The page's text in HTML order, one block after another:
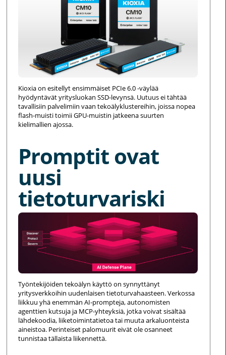
Kioxia on esitellyt ensimmäiset PCIe 6.0 -väylää
hyödyntävät yritysluokan SSD-levynsä. Uutuus ei tähtää
tavallisiin palvelimiin vaan tekoälyklustereihin, joissa nopea
flash-muisti toimii GPU-muistin jatkeena suurten
kielimallien ajossa.
Promptit ovat
uusi
tietoturvariski
Työntekijöiden tekoälyn käyttö on synnyttänyt
yritysverkkoihin uudenlaisen tietoturvahaasteen. Verkossa
liikkuu yhä enemmän AI-prompteja, autonomisten
agenttien kutsuja ja MCP-yhteyksiä, jotka voivat sisältää
lähdekoodia, liiketoimintatietoa tai muuta arkaluonteista
aineistoa. Perinteiset palomuurit eivät ole osanneet
tunnistaa tällaista liikennettä.